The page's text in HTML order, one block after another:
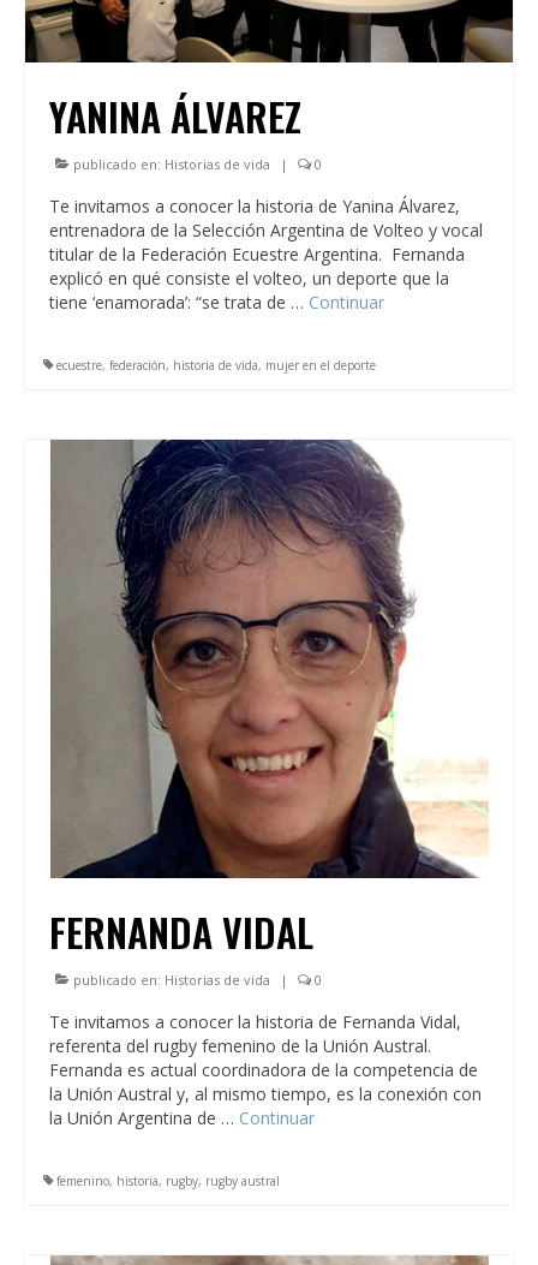
YANINA ÁLVAREZ
publicado en: Historias de vida | 0
Te invitamos a conocer la historia de Yanina Álvarez,
entrenadora de la Selección Argentina de Volteo y vocal
titular de la Federación Ecuestre Argentina. Fernanda
explicó en qué consiste el volteo, un deporte que la
tiene ‘enamorada’: “se trata de … Continuar
ecuestre, federación, historia de vida, mujer en el deporte
FERNANDA VIDAL
publicado en: Historias de vida | 0
Te invitamos a conocer la historia de Fernanda Vidal,
referenta del rugby femenino de la Unión Austral.
Fernanda es actual coordinadora de la competencia de
la Unión Austral y, al mismo tiempo, es la conexión con
la Unión Argentina de … Continuar
femenino, historia, rugby, rugby austral